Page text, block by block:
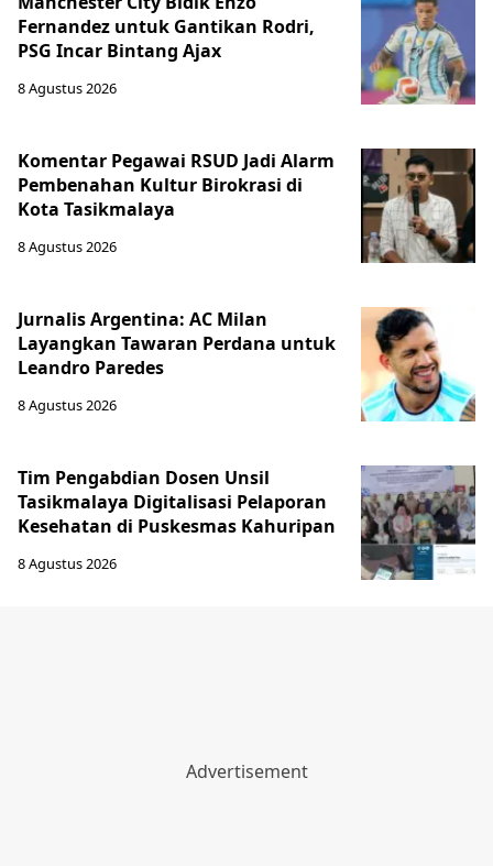
Fernandez untuk Gantikan Rodri,
PSG Incar Bintang Ajax
8 Agustus 2026
Komentar Pegawai RSUD Jadi Alarm
Pembenahan Kultur Birokrasi di
Kota Tasikmalaya
8 Agustus 2026
Jurnalis Argentina: AC Milan
Layangkan Tawaran Perdana untuk
Leandro Paredes
8 Agustus 2026
Tim Pengabdian Dosen Unsil
Tasikmalaya Digitalisasi Pelaporan
Kesehatan di Puskesmas Kahuripan
8 Agustus 2026